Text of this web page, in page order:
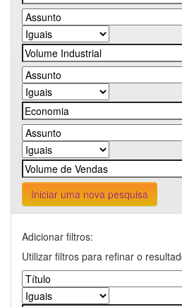
Iniciar uma nova pesquisa
Adicionar filtros:
Utilizar filtros para refinar o